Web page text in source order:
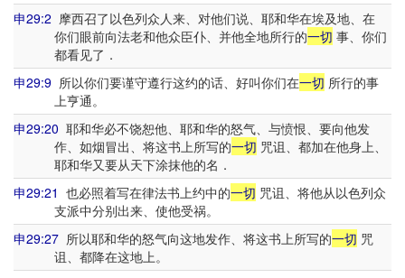
申29:2 摩西召了以色列众人来、对他们说、耶和华在埃及地、在
你们眼前向法老和他众臣仆、并他全地所行的一切 事、你们
都看见了．
申29:9 所以你们要谨守遵行这约的话、好叫你们在一切 所行的事
上亨通。
申29:20 耶和华必不饶恕他、耶和华的怒气、与愤恨、要向他发
作、如烟冒出、将这书上所写的一切 咒诅、都加在他身上、
耶和华又要从天下涂抹他的名．
申29:21 也必照着写在律法书上约中的一切 咒诅、将他从以色列众
支派中分别出来、使他受祸。
申29:27 所以耶和华的怒气向这地发作、将这书上所写的一切 咒
诅、都降在这地上。